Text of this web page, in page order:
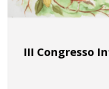
III Congresso